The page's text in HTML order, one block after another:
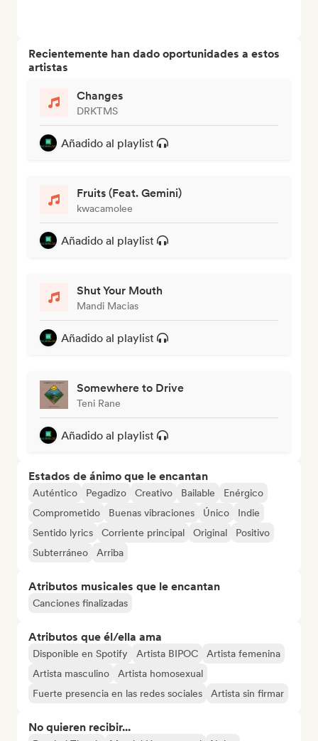
Recientemente han dado oportunidades a estos
artistas
Changes
DRKTMS
Añadido al playlist
Fruits (Feat. Gemini)
kwacamolee
Añadido al playlist
Shut Your Mouth
Mandi Macias
Añadido al playlist
Somewhere to Drive
Teni Rane
Añadido al playlist
Estados de ánimo que le encantan
Auténtico Pegadizo Creativo Bailable
Enérgico
Comprometido
Buenas vibraciones Único
Indie
Sentido lyrics
Corriente principal Original
Positivo
Subterráneo
Arriba
Atributos musicales que le encantan
Canciones finalizadas
Atributos que él/ella ama
Disponible en Spotify Artista BIPOC
Artista femenina
Artista masculino
Artista homosexual
Fuerte presencia en las redes sociales
Artista sin firmar
No quieren recibir...